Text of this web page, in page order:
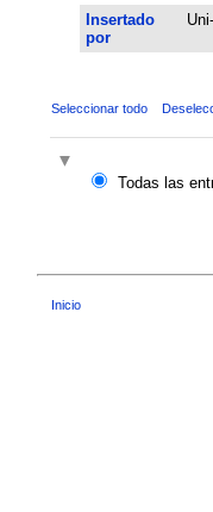
Insertado
por
Seleccionar todo
Todas las
Inicio